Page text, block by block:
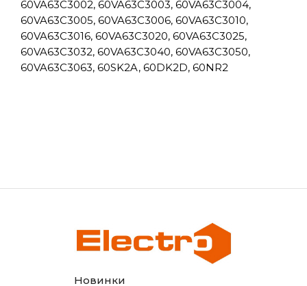
60VA63C3002, 60VA63C3003, 60VA63C3004,
60VA63C3005, 60VA63C3006, 60VA63C3010,
60VA63C3016, 60VA63C3020, 60VA63C3025,
60VA63C3032, 60VA63C3040, 60VA63C3050,
60VA63C3063, 60SK2A, 60DK2D, 60NR2
Новинки